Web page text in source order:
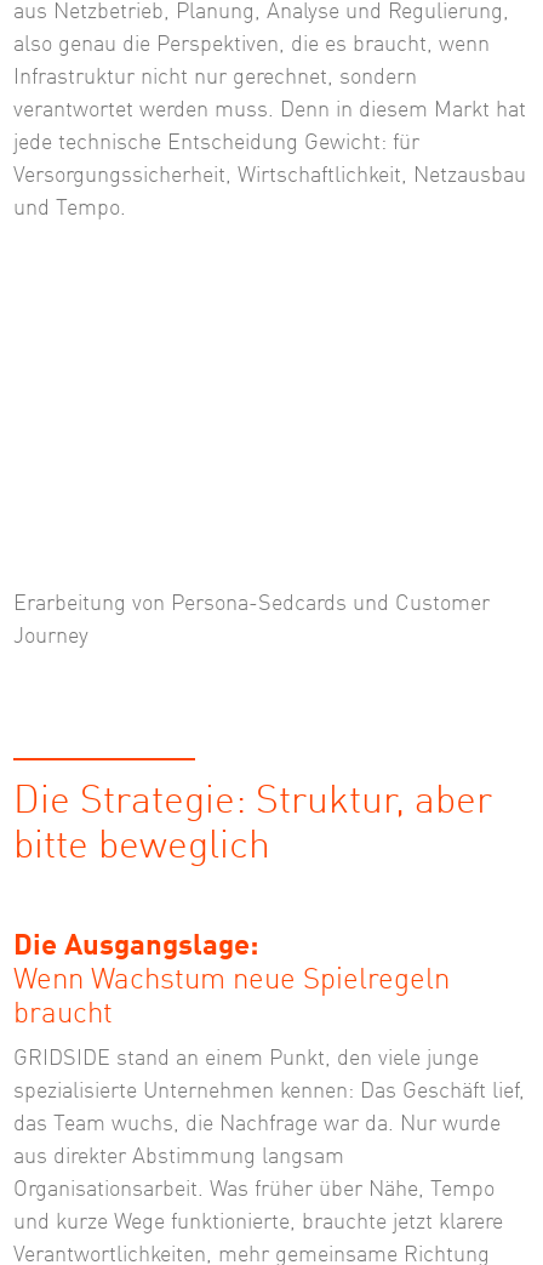
aus Netzbetrieb, Planung, Analyse und Regulierung,
also genau die Perspektiven, die es braucht, wenn
Infrastruktur nicht nur gerechnet, sondern
verantwortet werden muss. Denn in diesem Markt hat
jede technische Entscheidung Gewicht: für
Versorgungssicherheit, Wirtschaftlichkeit, Netzausbau
und Tempo.
Erarbeitung von Persona-Sedcards und Customer
Journey
Die Strategie: Struktur, aber
bitte beweglich
Die Ausgangslage:
Wenn Wachstum neue Spielregeln
braucht
GRIDSIDE stand an einem Punkt, den viele junge
spezialisierte Unternehmen kennen: Das Geschäft lief,
das Team wuchs, die Nachfrage war da. Nur wurde
aus direkter Abstimmung langsam
Organisationsarbeit. Was früher über Nähe, Tempo
und kurze Wege funktionierte, brauchte jetzt klarere
Verantwortlichkeiten, mehr gemeinsame Richtung